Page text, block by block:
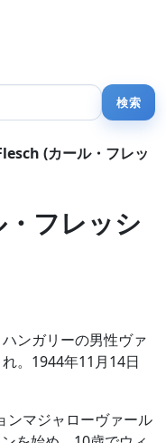
(カール・フレッ
フレッシ
ンガリーの男性ヴァ
。1944年11月14日
ンマジャローヴァール